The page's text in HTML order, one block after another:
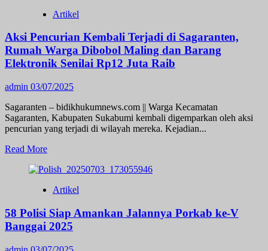
Bhayangkara
Tournamen
Domino
Kapolda
Cup
Dibuka,
Ribuan
Peserta
Adu
Strategi
Artikel
Aksi Pencurian Kembali Terjadi di Sagaranten,
Rumah Warga Dibobol Maling dan Barang
Elektronik Senilai Rp12 Juta Raib
admin 03/07/2025
Sagaranten – bidikhukumnews.com || Warga Kecamatan
Sagaranten, Kabupaten Sukabumi kembali digemparkan oleh aksi
pencurian yang terjadi di wilayah mereka. Kejadian...
Read MoreRead
about
Pencurian
Terjadi
di
Sagaranten,
Rumah
Artikel
58 Polisi Siap Amankan Jalannya Porkab ke-V
Banggai 2025